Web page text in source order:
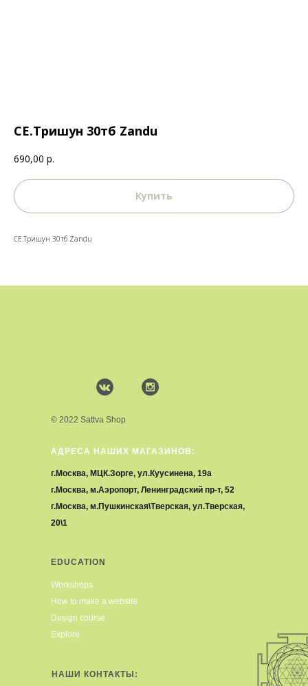
СЕ.Тришун 30тб Zandu
690,00 р.
Купить
СЕ.Тришун 30тб Zandu
АДРЕСА НАШИХ МАГАЗИНОВ:
г.Москва, МЦК.Зорге, ул.Куусинена, 19а
г.Москва, м.Аэропорт, Ленинградский пр-т, 52
г.Москва, м.Пушкинская\Тверская, ул.Тверская,
20\1
EDUCATION
Workshops
How to make a website
Design course
Explore
НАШИ КОНТАКТЫ:
© 2022 Sattva Shop